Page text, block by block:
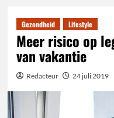
Gezondheid Lifestyle
Meer risico op
van vakantie
Redacteur 24 juli 2019